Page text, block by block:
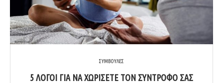
ΣΥΜΒΟΥΛΕΣ
5 ΛΟΓΟΙ ΓΙΑ ΝΑ ΧΩΡΙΣΕΤΕ ΤΟΝ ΣΥΝΤΡΟΦΟ ΣΑΣ